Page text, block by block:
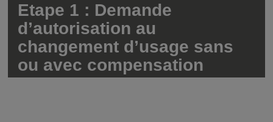
Etape 1 : Demande
d’autorisation au
changement d’usage sans
ou avec compensation